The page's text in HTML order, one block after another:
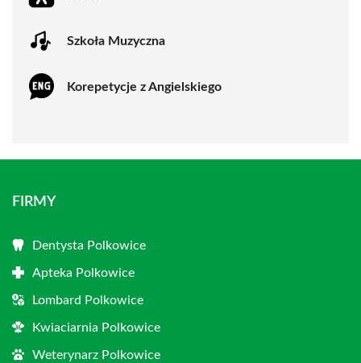
Szkoła Muzyczna
Korepetycje z Angielskiego
FIRMY
Dentysta Polkowice
Apteka Polkowice
Lombard Polkowice
Kwiaciarnia Polkowice
Weterynarz Polkowice